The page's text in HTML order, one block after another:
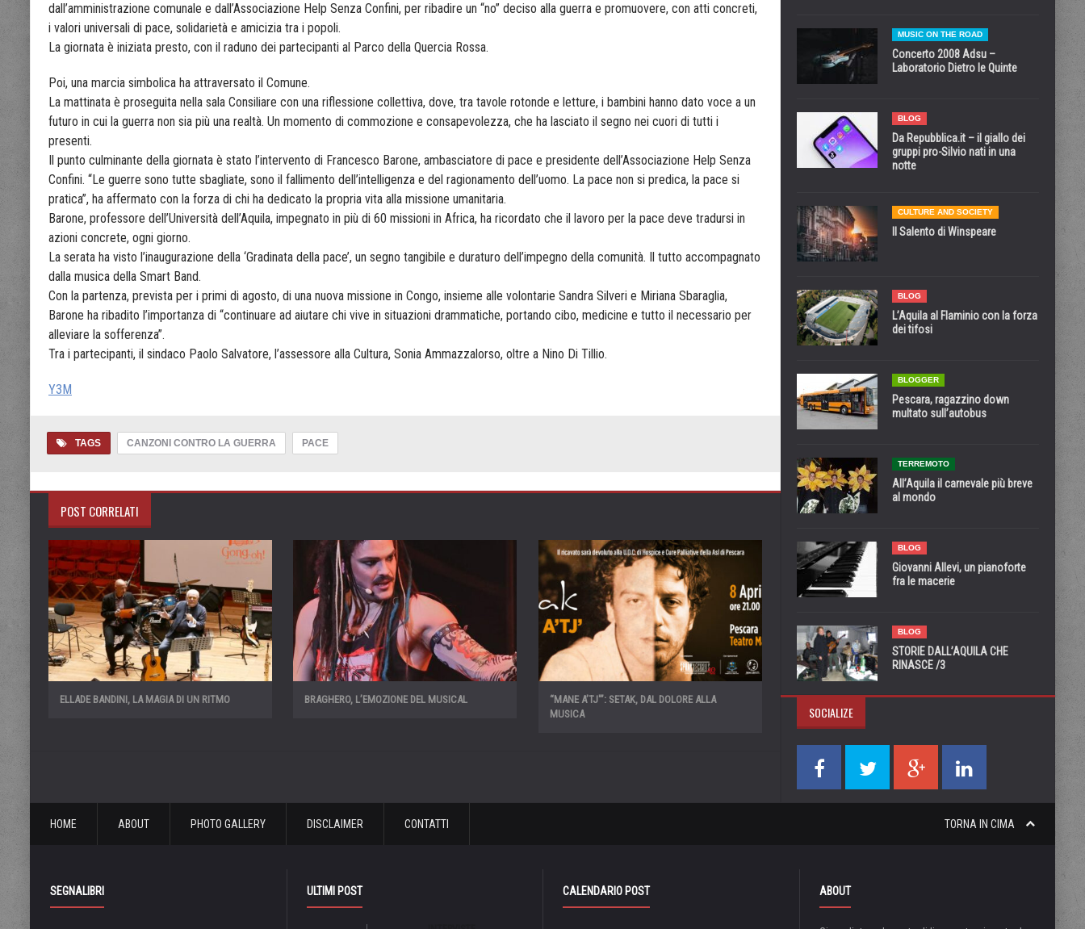
dall’amministrazione comunale e dall’Associazione Help Senza Confini, per ribadire un “no” deciso alla guerra e promuovere, con atti concreti,
i valori universali di pace, solidarietà e amicizia tra i popoli.
La giornata è iniziata presto, con il raduno dei partecipanti al Parco della Quercia Rossa.
Poi, una marcia simbolica ha attraversato il Comune.
La mattinata è proseguita nella sala Consiliare con una riflessione collettiva, dove, tra tavole rotonde e letture, i bambini hanno dato voce a un
futuro in cui la guerra non sia più una realtà. Un momento di commozione e consapevolezza, che ha lasciato il segno nei cuori di tutti i
presenti.
Il punto culminante della giornata è stato l’intervento di Francesco Barone, ambasciatore di pace e presidente dell’Associazione Help Senza
Confini. “Le guerre sono tutte sbagliate, sono il fallimento dell’intelligenza e del ragionamento dell’uomo. La pace non si predica, la pace si
pratica”, ha affermato con la forza di chi ha dedicato la propria vita alla missione umanitaria.
Barone, professore dell’Università dell’Aquila, impegnato in più di 60 missioni in Africa, ha ricordato che il lavoro per la pace deve tradursi in
azioni concrete, ogni giorno.
La serata ha visto l’inaugurazione della ‘Gradinata della pace’, un segno tangibile e duraturo dell’impegno della comunità. Il tutto accompagnato
dalla musica della Smart Band.
Con la partenza, prevista per i primi di agosto, di una nuova missione in Congo, insieme alle volontarie Sandra Silveri e Miriana Sbaraglia,
Barone ha ribadito l’importanza di “continuare ad aiutare chi vive in situazioni drammatiche, portando cibo, medicine e tutto il necessario per
alleviare la sofferenza”.
Tra i partecipanti, il sindaco Paolo Salvatore, l’assessore alla Cultura, Sonia Ammazzalorso, oltre a Nino Di Tillio.
Y3M
TAGS CANZONI CONTRO LA GUERRA PACE
POST CORRELATI
ELLADE BANDINI, LA MAGIA DI UN RITMO BRAGHERO, L’EMOZIONE DEL MUSICAL
“MANE A’TJ'”: SETAK, DAL DOLORE ALLA
MUSICA
MUSIC ON THE ROAD
Concerto 2008 Adsu –
Laboratorio Dietro le Quinte
BLOG
Da Repubblica.it – il giallo dei
gruppi pro-Silvio nati in una
notte
CULTURE AND SOCIETY
Il Salento di Winspeare
BLOG
L’Aquila al Flaminio con la forza
dei tifosi
BLOGGER
Pescara, ragazzino down
multato sull’autobus
TERREMOTO
All’Aquila il carnevale più breve
al mondo
BLOG
Giovanni Allevi, un pianoforte
fra le macerie
BLOG
STORIE DALL’AQUILA CHE
RINASCE /3
SOCIALIZE
TORNA IN CIMA
HOME ABOUT PHOTO GALLERY DISCLAIMER CONTATTI
SEGNALIBRI ULTIMI POST CALENDARIO POST ABOUT